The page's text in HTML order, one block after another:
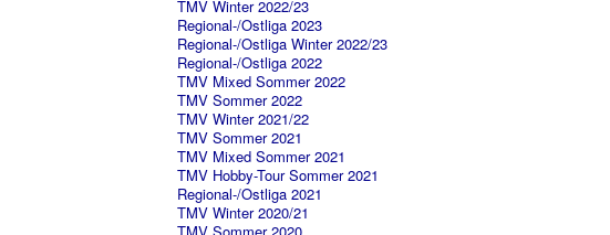
TMV Winter 2022/23
Regional-/Ostliga 2023
Regional-/Ostliga Winter 2022/23
Regional-/Ostliga 2022
TMV Mixed Sommer 2022
TMV Sommer 2022
TMV Winter 2021/22
TMV Sommer 2021
TMV Mixed Sommer 2021
TMV Hobby-Tour Sommer 2021
Regional-/Ostliga 2021
TMV Winter 2020/21